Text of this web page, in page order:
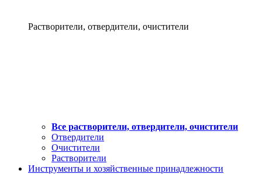
Растворители, отвердители, очистители
Все растворители, отвердители, очистители
Отвердители
Очистители
Растворители
Инструменты и хозяйственные принадлежности